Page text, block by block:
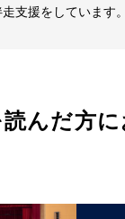
支援をしています。
んだ方